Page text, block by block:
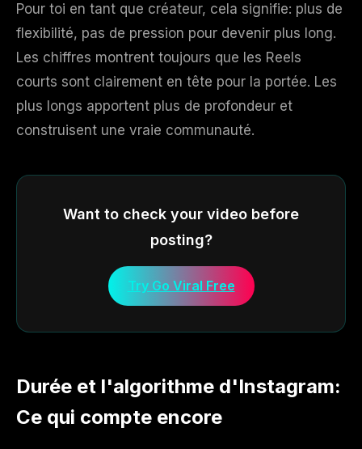
Pour toi en tant que créateur, cela signifie: plus de
flexibilité, pas de pression pour devenir plus long.
Les chiffres montrent toujours que les Reels
courts sont clairement en tête pour la portée. Les
plus longs apportent plus de profondeur et
construisent une vraie communauté.
Want to check your video before
posting?
Try Go Viral Free
Durée et l'algorithme d'Instagram:
Ce qui compte encore